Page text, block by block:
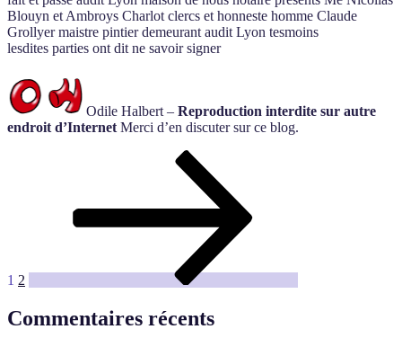
Blouyn et Ambroys Charlot clercs et honneste homme Claude
Grollyer maistre pintier demeurant audit Lyon tesmoins
lesdites parties ont dit ne savoir signer
Odile Halbert – Reproduction interdite sur autre
endroit d’Internet Merci d’en discuter sur ce blog.
publications
1 2
Commentaires récents